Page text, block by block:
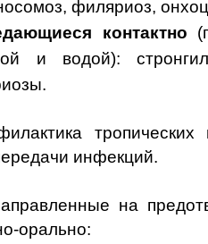
филяриоз,
контактно
и водой):
инфекций.
на
орально: